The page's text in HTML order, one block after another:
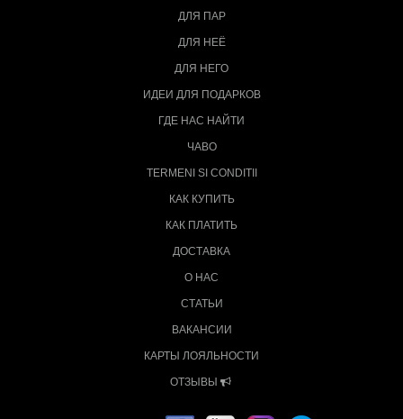
ДЛЯ ПАР
ДЛЯ НЕЁ
ДЛЯ НЕГО
ИДЕИ ДЛЯ ПОДАРКОВ
ГДЕ НАС НАЙТИ
ЧАВО
TERMENI SI CONDITII
КАК КУПИТЬ
КАК ПЛАТИТЬ
ДОСТАВКА
О НАС
СТАТЬИ
ВАКАНСИИ
КАРТЫ ЛОЯЛЬНОСТИ
ОТЗЫВЫ